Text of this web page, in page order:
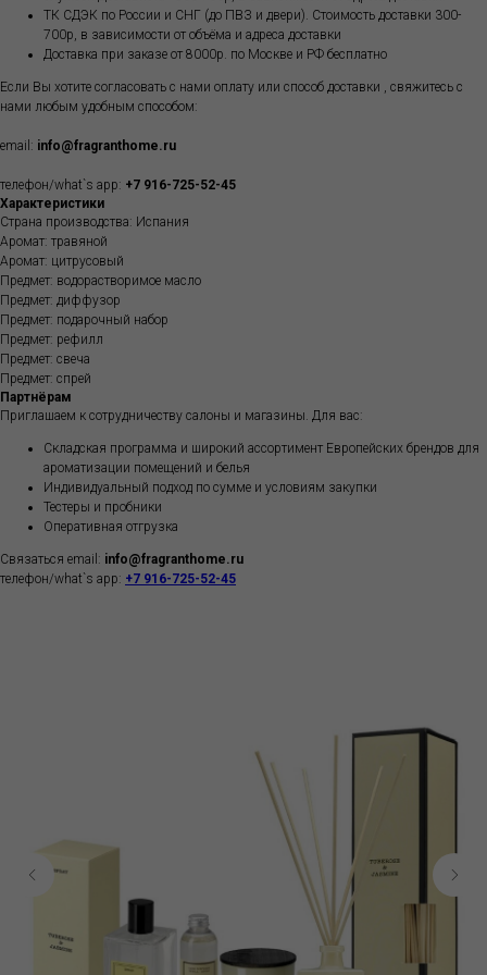
ТК СДЭК по России и СНГ (до ПВЗ и двери). Стоимость доставки 300-
700р, в зависимости от объёма и адреса доставки
Доставка при заказе от 8000р. по Москве и РФ бесплатно
Если Вы хотите согласовать с нами оплату или способ доставки , свяжитесь с
нами любым удобным способом:
email: info@fragranthome.ru
телефон/what`s app: +7 916-725-52-45
Характеристики
Страна производства: Испания
Аромат: травяной
Аромат: цитрусовый
Предмет: водорастворимое масло
Предмет: диффузор
Предмет: подарочный набор
Предмет: рефилл
Предмет: свеча
Предмет: спрей
Партнёрам
Приглашаем к сотрудничеству салоны и магазины. Для вас:
Складская программа и широкий ассортимент Европейских брендов для
ароматизации помещений и белья
Индивидуальный подход по сумме и условиям закупки
Тестеры и пробники
Оперативная отгрузка
Связаться email: info@fragranthome.ru
телефон/what`s app: +7 916-725-52-45